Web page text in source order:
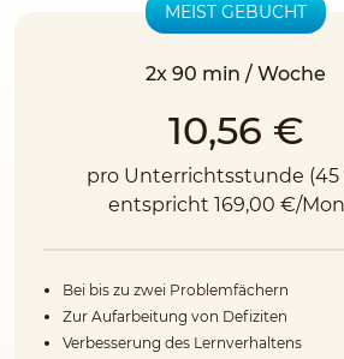
MEIST GEBUCHT
2x 90 min / Woche
10,56 €
pro Unterrichtsstunde (45
entspricht 169,00 €/
Bei bis zu zwei Problemfächern
Zur Aufarbeitung von Defiziten
Verbesserung des Lernverhaltens